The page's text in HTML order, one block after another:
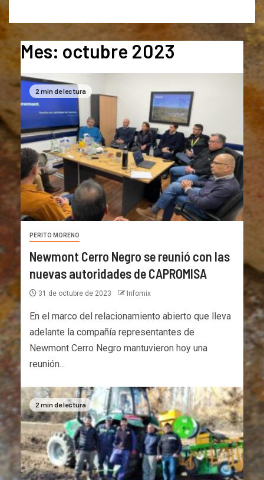
Mes: octubre 2023
2 min de lectura
PERITO MORENO
Newmont Cerro Negro se reunió con las
nuevas autoridades de CAPROMISA
31 de octubre de 2023 Infomix
En el marco del relacionamiento abierto que lleva
adelante la compañía representantes de
Newmont Cerro Negro mantuvieron hoy una
reunión...
2 min de lectura